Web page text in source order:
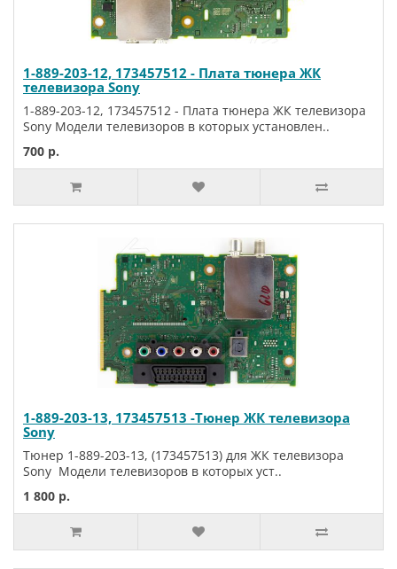
1-889-203-12, 173457512 - Плата тюнера ЖК
телевизора Sony
1-889-203-12, 173457512 - Плата тюнера ЖК телевизора
Sony Модели телевизоров в которых установлен..
700 р.
1-889-203-13, 173457513 -Тюнер ЖК телевизора
Sony
Тюнер 1-889-203-13, (173457513) для ЖК телевизора
Sony Модели телевизоров в которых уст..
1 800 р.